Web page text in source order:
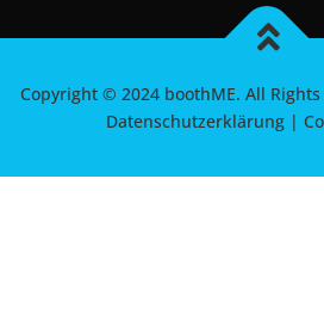
Copyright © 2024 boothME. All Rights
Datenschutzerklärung |